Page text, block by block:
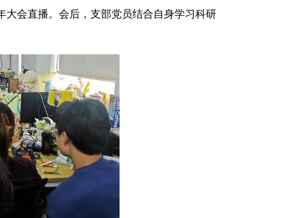
会直播。会后，支部党员结合自身学习科研